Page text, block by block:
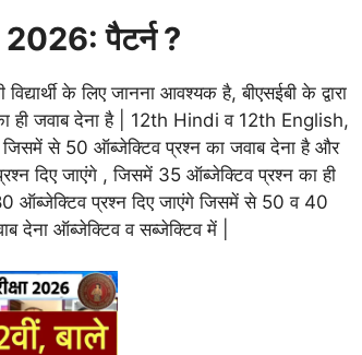
पैटर्न ?
के लिए जानना आवश्यक है, बीएसईबी के द्वारा
ही जवाब देना है | 12th Hindi व 12th English,
से 50 ऑब्जेक्टिव प्रश्न का जवाब देना है और
दिए जाएंगे , जिसमें 35 ऑब्जेक्टिव प्रश्न का ही
ऑब्जेक्टिव प्रश्न दिए जाएंगे जिसमें से 50 व 40
देना ऑब्जेक्टिव व सब्जेक्टिव में |